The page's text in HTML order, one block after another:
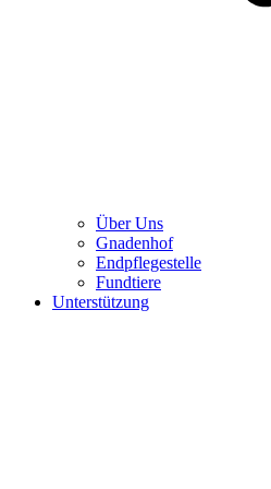
Über Uns
Gnadenhof
Endpflegestelle
Fundtiere
Unterstützung